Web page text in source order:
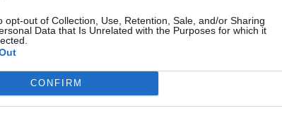
opt-out of Collection, Use, Retention, Sale, and/or Sharing
Data that Is Unrelated with the Purposes for which it
CONFIRM
είχε άλλο σκοπό από την προβολή του
«Affordable Care Act».
συνομιλίας τους, αποκαλύφθηκε και ένα
Γαλιφιανάκης, για το σημείο όπου
της εκπομπής του.